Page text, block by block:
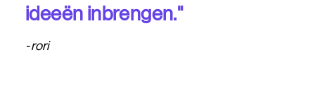
ideeën inbrengen."
rori